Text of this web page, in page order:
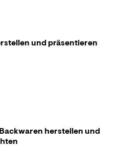
und präsentieren
herstellen und